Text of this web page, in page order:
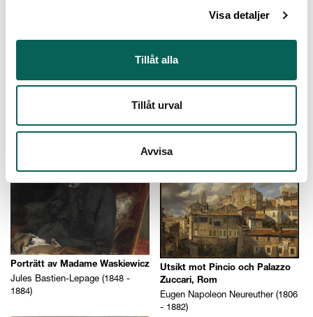
Visa detaljer
Tillåt alla
Tillåt urval
Avvisa
Modellstudie
Christoffer Wilhelm Eckersberg
(1783 - 1853)
Karl Julius von Leypold (1806 -
Porträtt av Madame Waskiewicz
Jules Bastien-Lepage (1848 -
1884)
Utsikt mot Pincio och Palazzo
Zuccari, Rom
Eugen Napoleon Neureuther (1806
- 1882)